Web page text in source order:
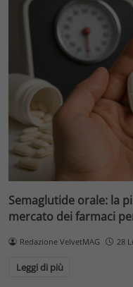
Semaglutide orale: la
mercato dei farmaci
Redazione VelvetMAG 28
Leggi di più